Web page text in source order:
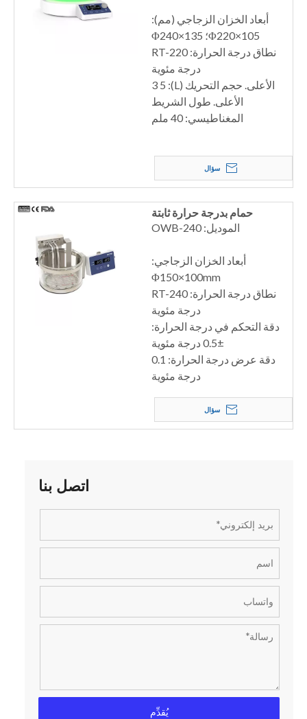
أبعاد الخزان الزجاجي (مم):
Φ220×105؛ Φ240×135
نطاق درجة الحرارة: RT-220
درجة مئوية
الأعلى. حجم التحريك (L): 3 5
الأعلى. طول الشريط
المغناطيسي: 40 ملم
سؤال
حمام بدرجة حرارة ثابتة
الموديل: OWB-240
أبعاد الخزان الزجاجي:
Φ150×100mm
نطاق درجة الحرارة: RT-240
درجة مئوية
دقة التحكم في درجة الحرارة:
±0.5 درجة مئوية
دقة عرض درجة الحرارة: 0.1
درجة مئوية
سؤال
اتصل بنا
يُقدِّم